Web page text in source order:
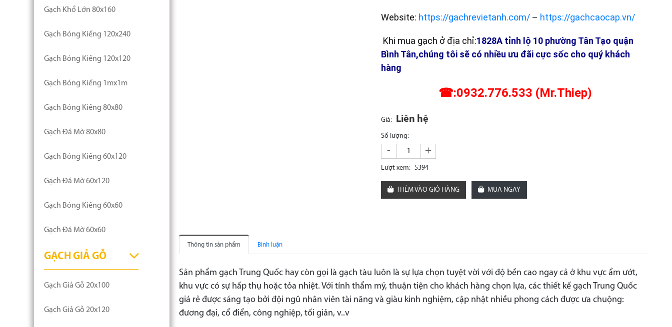
Gạch Khổ Lớn 80x160
Gạch Bóng Kiếng 120x240
Gạch Bóng Kiếng 120x120
Gạch Bóng Kiếng 1mx1m
Gạch Bóng Kiếng 80x80
Gạch Đá Mờ 80x80
Gạch Bóng Kiếng 60x120
Gạch Đá Mờ 60x120
Gạch Bóng Kiếng 60x60
Gạch Đá Mờ 60x60
GẠCH GIẢ GỖ
Gạch Giả Gỗ 20x100
Gạch Giả Gỗ 20x120
Website: https://gachrevietanh.com/ – https://gachcaocap.vn/
Khi mua gạch ở địa chỉ:1828A tỉnh lộ 10 phường Tân Tạo quận
Bình Tân,chúng tôi sẽ có nhiều ưu đãi cực sốc cho quý khách
hàng
☎:0932.776.533 (Mr.Thiep)
Giá: Liên hệ
Số lượng:
- +
Lượt xem: 5394
THÊM VÀO GIỎ HÀNG MUA NGAY
Thông tin sản phẩm Bình luận
Sản phẩm gạch Trung Quốc hay còn gọi là gạch tàu luôn là sự lựa chọn tuyệt vời với độ bền cao ngay cả ở khu vực ẩm ướt,
khu vực có sự hấp thụ hoặc tỏa nhiệt. Với tính thẩm mỹ, thuận tiện cho khách hàng chọn lựa, các thiết kế gạch Trung Quốc
giá rẻ được sáng tạo bởi đội ngũ nhân viên tài năng và giàu kinh nghiệm, cập nhật nhiều phong cách được ưa chuộng:
đương đại, cổ điển, công nghiệp, tối giản, v..v